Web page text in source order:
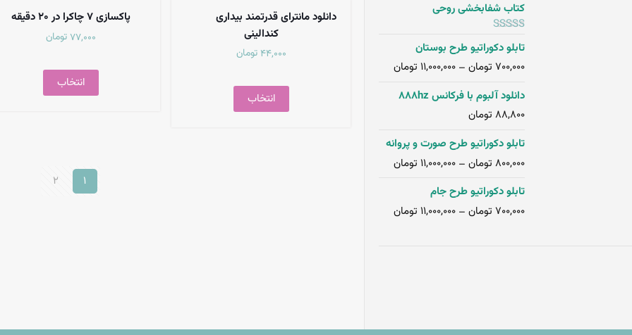
دانلود مانترای قدرتمند بیداری
کندالینی
44,000 تومان
انتخاب
پاکسازی ۷ چاکرا در ۲۰ دقیقه
77,000تومان
انتخاب
1
2
کتاب شفابخشی روحی
امتیاز
5.00از
5
تابلو دکوراتیو طرح بوستان
700,000 تومان –
11,000,000 تومان
دانلود آلبوم با فرکانس 888hz
88,800 تومان
تابلو دکوراتیو طرح صورت و پروانه
800,000 تومان –
11,000,000 تومان
تابلو دکوراتیو طرح جام
700,000 تومان –
11,000,000 تومان